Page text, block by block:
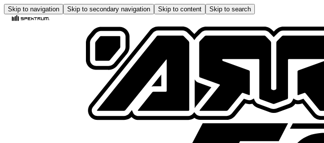
Skip to navigation Skip to secondary navigation Skip to content Skip to search